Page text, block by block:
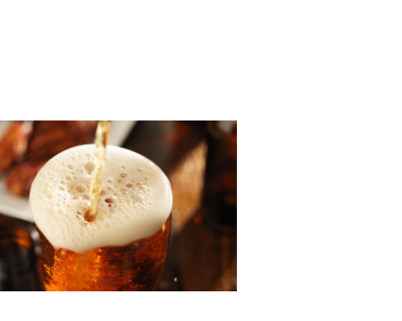
2.0: entre tradición e
cervecero : entre
e innovación